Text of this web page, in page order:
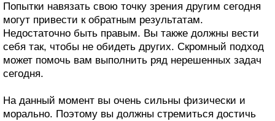
Попытки навязать свою точку зрения другим сегодня
могут привести к обратным результатам.
Недостаточно быть правым. Вы также должны вести
себя так, чтобы не обидеть других. Скромный подход
может помочь вам выполнить ряд нерешенных задач
сегодня.
На данный момент вы очень сильны физически и
морально. Поэтому вы должны стремиться достичь